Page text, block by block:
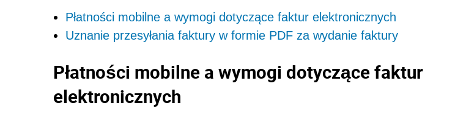
Płatności mobilne a wymogi dotyczące faktur elektronicznych
Uznanie przesyłania faktury w formie PDF za wydanie faktury
Płatności mobilne a wymogi dotyczące faktur
elektronicznych